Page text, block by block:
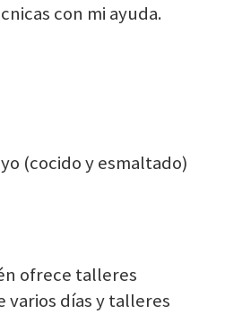
con mi ayuda.
(cocido y esmaltado)
ofrece talleres
varios días y talleres